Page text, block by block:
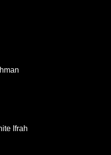
Ifrah